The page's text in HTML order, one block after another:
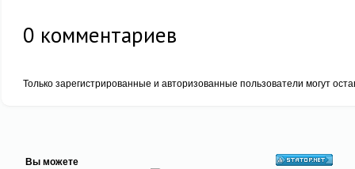
0 комментариев
Только зарегистрированные и авторизованные пользователи могут
Вы можете